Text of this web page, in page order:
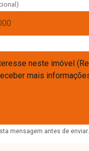
mensagem antes de enviar.